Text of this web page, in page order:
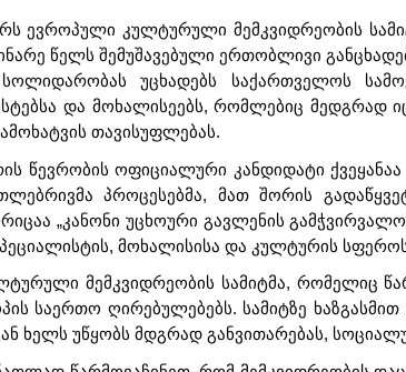
ევროპული კულტურული მემკვიდრეობის
წელს შემუშავებული ერთობლივი
უცხადებს საქართველოს
და მოხალისეებს, რომლებიც
თავისუფლებას.
წევრობის ოფიციალური კანდიდატი
პროცესებმა, მათ შორის
„კანონი უცხოური გავლენის
მოხალისისა და კულტურის
მემკვიდრეობის სამიტმა, რომელიც
საერთო ღირებულებებს. სამიტზე
ხელს უწყობს მდგრად განვითარებას,